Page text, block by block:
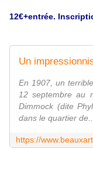
12€+entrée.
En 1907, un
12 septembre au
Dimmock (dite
dans le quartier de...